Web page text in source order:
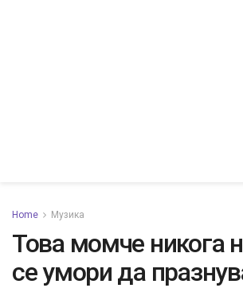
Home Музика
Това момче никога
се умори да